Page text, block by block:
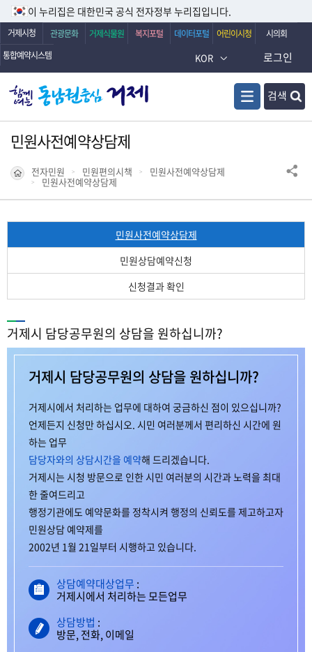
이 누리집은 대한민국 공식 전자정부 누리집입니다.
거제시청 관광문화 거제식물원 복지포털 데이터포털 어린이시청
시의회
통합예약시스템
KOR
검색
로그인
민원사전예약상담제
전자민원 민원편의시책 민원사전예약상담제
민원사전예약상담제
민원사전예약상담제
민원상담예약신청
신청결과 확인
거제시 담당공무원의 상담을 원하십니까?
거제시 담당공무원의 상담을 원하십니까?
거제시에서 처리하는 업무에 대하여 궁금하신 점이 있으십니까?
언제든지 신청만 하십시오. 시민 여러분께서 편리하신 시간에 원
하는 업무
담당자와의 상담시간을 예약해 드리겠습니다.
거제시는 시청 방문으로 인한 시민 여러분의 시간과 노력을 최대
한 줄여드리고
행정기관에도 예약문화를 정착시켜 행정의 신뢰도를 제고하고자
민원상담 예약제를
2002년 1월 21일부터 시행하고 있습니다.
상담예약대상업무 :
거제시에서 처리하는 모든업무
상담방법 :
방문, 전화, 이메일